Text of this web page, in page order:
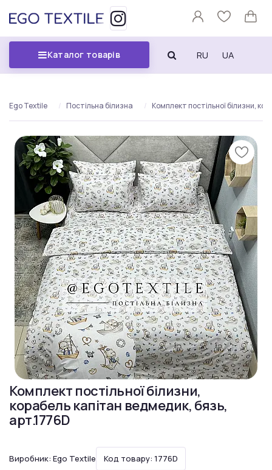
Каталог товарів RU UA
Ego Textile Постільна білизна Комплект постільної білизни,
Комплект постільної білизни,
корабель капітан ведмедик, бязь,
арт.1776D
Виробник: Ego Textile Код товару: 1776D